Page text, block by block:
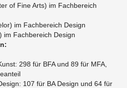
of Fine Arts) im Fachbereich
im Fachbereich Design
im Fachbereich Design
298 für BFA und 89 für MFA,
107 für BA Design und 64 für